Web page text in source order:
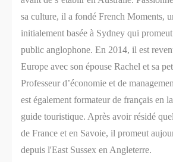
sa culture, il a fondé French Moments,
initialement basée à Sydney qui
public anglophone. En 2014, il est
Europe avec son épouse Rachel et sa
Professeur d’économie et de
est également formateur de français en
guide touristique. Après avoir résidé
de France et en Savoie, il promeut
depuis l'East Sussex en Angleterre.